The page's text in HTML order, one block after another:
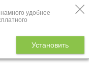
удобнее
Установить